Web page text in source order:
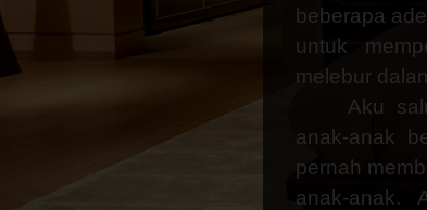
beberapa
untuk
melebur
Aku
anak-anak
pernah
anak-anak.